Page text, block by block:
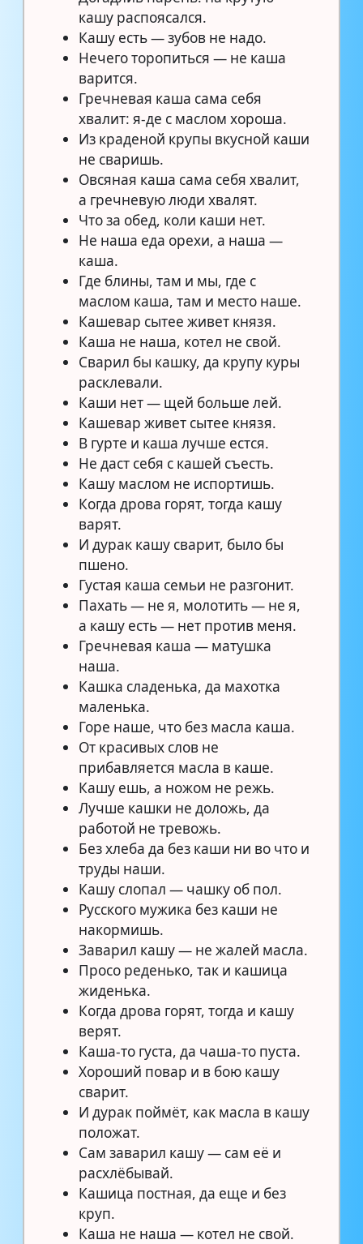
кашу распоясался.
Кашу есть — зубов не надо.
Нечего торопиться — не каша
варится.
Гречневая каша сама себя
хвалит: я-де с маслом хороша.
Из краденой крупы вкусной каши
не сваришь.
Овсяная каша сама себя хвалит,
а гречневую люди хвалят.
Что за обед, коли каши нет.
Не наша еда орехи, а наша —
каша.
Где блины, там и мы, где с
маслом каша, там и место наше.
Кашевар сытее живет князя.
Каша не наша, котел не свой.
Сварил бы кашку, да крупу куры
расклевали.
Каши нет — щей больше лей.
Кашевар живет сытее князя.
В гурте и каша лучше естся.
Не даст себя с кашей съесть.
Кашу маслом не испортишь.
Когда дрова горят, тогда кашу
варят.
И дурак кашу сварит, было бы
пшено.
Густая каша семьи не разгонит.
Пахать — не я, молотить — не я,
а кашу есть — нет против меня.
Гречневая каша — матушка
наша.
Кашка сладенька, да махотка
маленька.
Горе наше, что без масла каша.
От красивых слов не
прибавляется масла в каше.
Кашу ешь, а ножом не режь.
Лучше кашки не доложь, да
работой не тревожь.
Без хлеба да без каши ни во что и
труды наши.
Кашу слопал — чашку об пол.
Русского мужика без каши не
накормишь.
Заварил кашу — не жалей масла.
Просо реденько, так и кашица
жиденька.
Когда дрова горят, тогда и кашу
верят.
Каша-то густа, да чаша-то пуста.
Хороший повар и в бою кашу
сварит.
И дурак поймёт, как масла в кашу
положат.
Сам заварил кашу — сам её и
расхлёбывай.
Кашица постная, да еще и без
круп.
Каша не наша — котел не свой.